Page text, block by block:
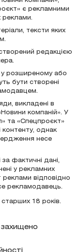
є рекламними
реклами.
тексти яких
редакцією
у розширеному або
бути створені
викладені в
компаній». У
та «Спецпроєкт»
контенту, однак
несе
за фактичні дані,
у рекламних
реклами відповідно
рекламодавець.
18 років.
захищено